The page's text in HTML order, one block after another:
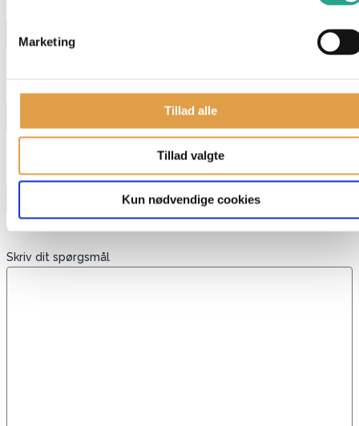
Marketing
Tillad alle
Tillad valgte
Kun nødvendige cookies
E-mail*
Telefon
Skriv dit spørgsmål